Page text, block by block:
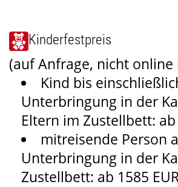
Kinderfestpreis
(auf Anfrage, nicht online
Kind bis
Unterbringung in der
Eltern im Zustellbett: ab
mitreisende Person
Unterbringung in der
Zustellbett: ab 1585